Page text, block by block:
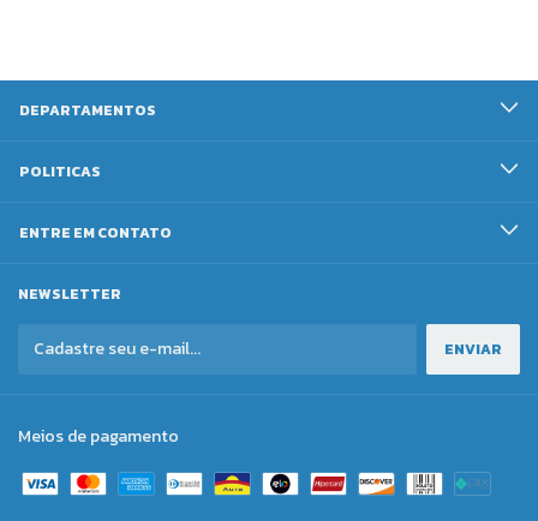
DEPARTAMENTOS
POLITICAS
ENTRE EM CONTATO
NEWSLETTER
Meios de pagamento